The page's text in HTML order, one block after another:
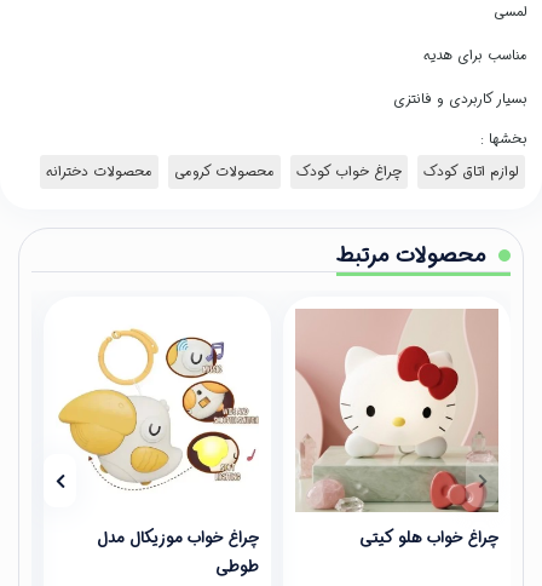
لمسی
مناسب برای هدیه
بسیار کاربردی و فانتزی
بخشها :
لوازم اتاق کودک
چراغ خواب کودک محصولات کرومی محصولات دخترانه
محصولات مرتبط
چراغ خواب هلو کیتی
چراغ خواب موزیکال مدل
طوطی